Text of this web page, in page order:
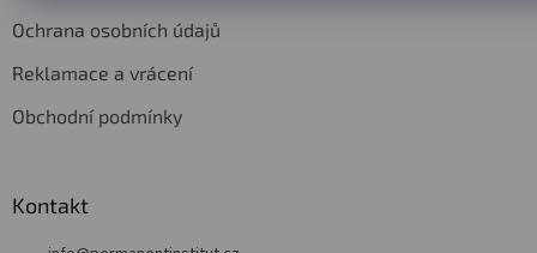
Ochrana osobních údajů
Reklamace a vrácení
Obchodní podmínky
Kontakt